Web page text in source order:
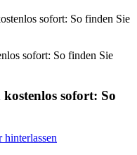
sofort: So finden Sie
sofort: So
hinterlassen